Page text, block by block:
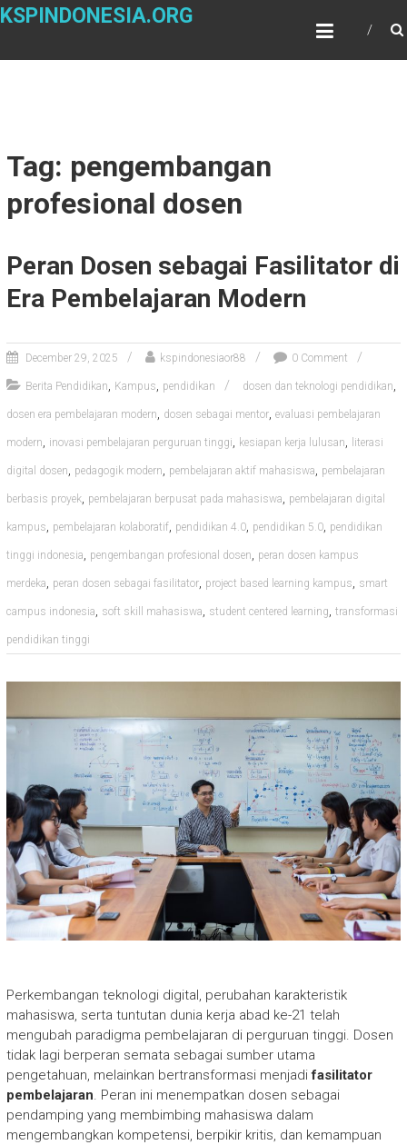
Skip
KSPINDONESIA.ORG
Tag: pengembangan
profesional dosen
Peran Dosen sebagai Fasilitator di
Era Pembelajaran Modern
December 29, 2025 kspindonesiaor88 0 Comment
Berita Pendidikan, Kampus, pendidikan dosen dan teknologi pendidikan,
dosen era pembelajaran modern, dosen sebagai mentor, evaluasi pembelajaran
modern, inovasi pembelajaran perguruan tinggi, kesiapan kerja lulusan, literasi
digital dosen, pedagogik modern, pembelajaran aktif mahasiswa, pembelajaran
berbasis proyek, pembelajaran berpusat pada mahasiswa, pembelajaran digital
kampus, pembelajaran kolaboratif, pendidikan 4.0, pendidikan 5.0, pendidikan
tinggi indonesia, pengembangan profesional dosen, peran dosen kampus
merdeka, peran dosen sebagai fasilitator, project based learning kampus, smart
campus indonesia, soft skill mahasiswa, student centered learning, transformasi
pendidikan tinggi
Perkembangan teknologi digital, perubahan karakteristik
mahasiswa, serta tuntutan dunia kerja abad ke-21 telah
mengubah paradigma pembelajaran di perguruan tinggi. Dosen
tidak lagi berperan semata sebagai sumber utama
pengetahuan, melainkan bertransformasi menjadifasilitator
pembelajaran. Peran ini menempatkan dosen sebagai
pendamping yang membimbing mahasiswa dalam
mengembangkan kompetensi, berpikir kritis, dan kemampuan